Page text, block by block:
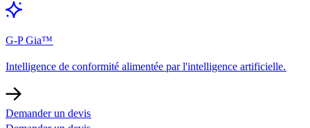
G-P Gia™​​
Intelligence de conformité alimentée par l'intelligence artificielle.​​
Demander un devis​​